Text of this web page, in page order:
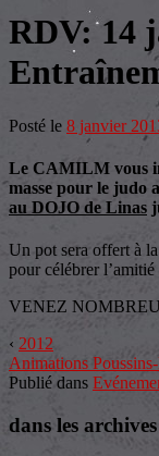
RDV: 14
Posté le 8 janvier
Le CAMILM vous
masse pour le judo
au DOJO de Linas
Un pot sera offert à
pour célébrer
VENEZ
‹ 2012
Animations
Publié dans
dans les archives